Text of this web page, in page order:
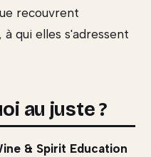
recouvrent
qui elles s'adressent
au juste ?
& Spirit Education